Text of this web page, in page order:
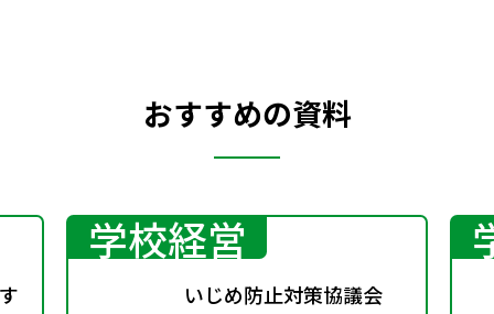
おすすめの資料
学校経営
いじめ防止対策協議会